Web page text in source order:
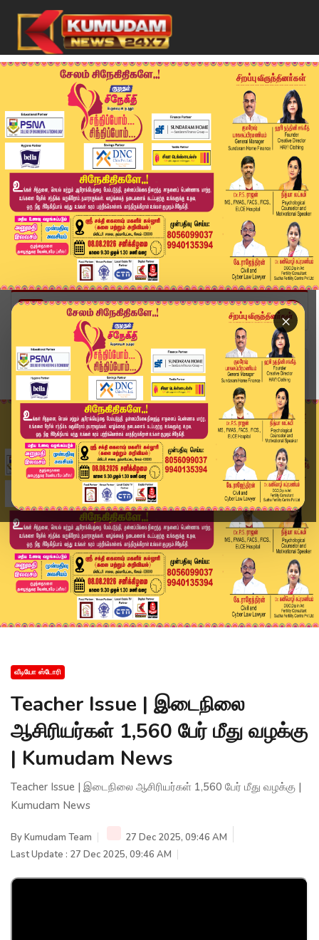
×
Home
வீடியோ ஸ்டோரி
Teacher Issue | இடைநிலை ஆசிரியர்கள் 1,560 பேர் ...
வீடியோ ஸ்டோரி
Teacher Issue | இடைநிலை
ஆசிரியர்கள் 1,560 பேர் மீது வழக்கு
| Kumudam News
Teacher Issue | இடைநிலை ஆசிரியர்கள் 1,560 பேர் மீது வழக்கு |
Kumudam News
ByKumudam Team
27 Dec 2025, 09:46 AM
Last Update : 27 Dec 2025, 09:46 AM